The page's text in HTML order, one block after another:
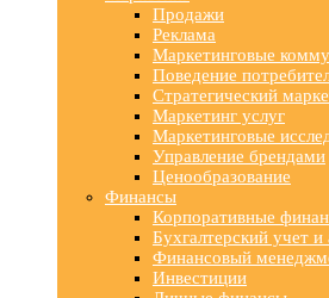
Продажи
Реклама
Маркетинговые
Поведение
Стратегический
Маркетинг услуг
Маркетинговые
Управление брендами
Ценообразование
Финансы
Корпоративные
Бухгалтерский учет и
Финансовый
Инвестиции